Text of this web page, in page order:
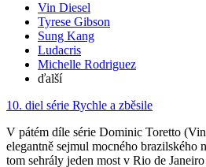
Vin Diesel
Tyrese Gibson
Sung Kang
Ludacris
Michelle Rodriguez
ďalší
10. diel série Rychle a zběsile
V pátém díle série Dominic Toretto
elegantně sejmul mocného brazilského
tom sehrály jeden most v Rio de